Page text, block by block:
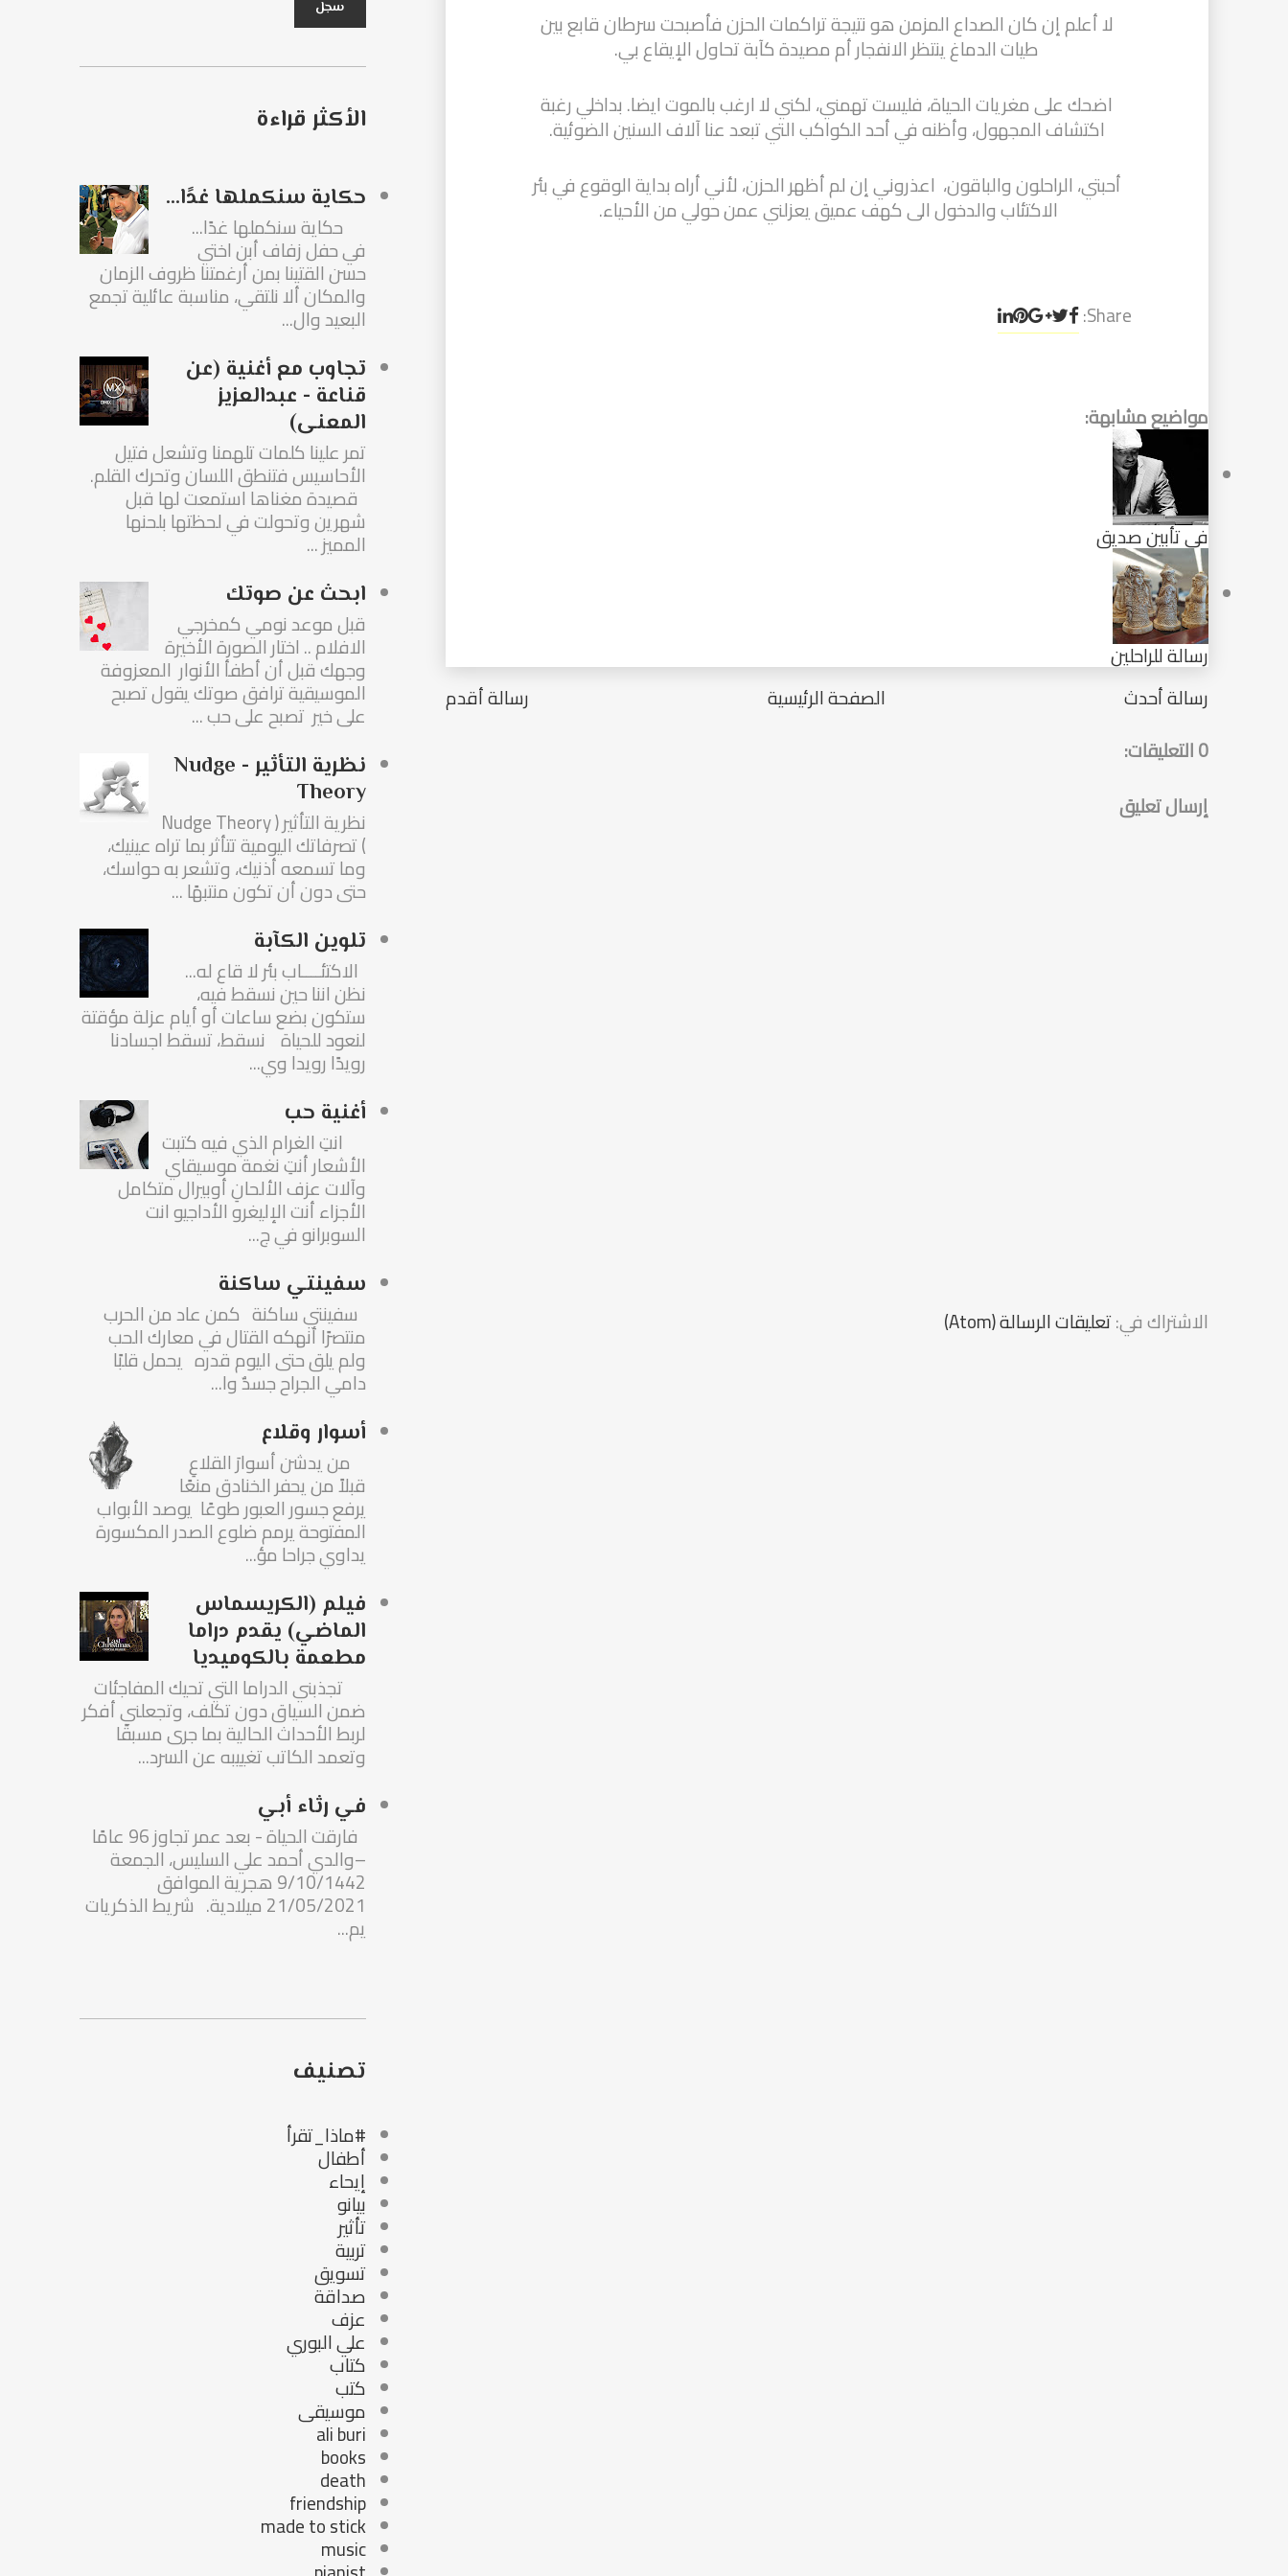
الأكثر قراءة
حكاية سنكملها غدًا...
حكاية سنكملها غدًا...
في حفل زفاف أبن اختي
حسن القتينا بمن أرغمتنا ظروف الزمان
والمكان ألا نلتقي، مناسبة عائلية تجمع
البعيد وال...
تجاوب مع أغنية (عن
قناعة - عبدالعزيز
المعنى)
تمر علينا كلمات تلهمنا وتشعل فتيل
الأحاسيس فتنطق اللسان وتحرك القلم.
قصيدة مغناها استمعت لها قبل
شهرين وتحولت في لحظتها بلحنها
المميز ...
ابحث عن صوتك
قبل موعد نومي كمخرجي
الافلام .. اختار الصورة الأخيرة
وجهك قبل أن أطفأ الأنوار المعزوفة
الموسيقية ترافق صوتك يقول تصبح
على خير تصبح على حب ...
نظرية التأثير - Nudge
Theory
نظرية التأثير ( Nudge Theory
) تصرفاتك اليومية تتأثر بما تراه عينيك،
وما تسمعه أذنيك، وتشعر به حواسك،
حتى دون أن تكون منتبهًا ...
تلوين الكآبة
الاكتئــــاب بئر لا قاع له...
نظن اننا حين نسقط فيه،
ستكون بضع ساعات أو أيام عزلة مؤقتة
لنعود للحياة نسقط، تسقط اجسادنا
رويدًا رويدا وي...
أغنية حب
انتِ الغرام الذي فيه كتبت
الأشعار أنتِ نغمة موسيقاي
وآلات عزف الألحانِ أوبيرال متكامل
الأجزاء أنت الإليغرو الأداجيو انت
السوبرانو في ج...
سفينتي ساكنة
سفينتي ساكنة كمن عاد من الحرب
منتصرًا أنهكه القتال في معارك الحب
ولم يلق حتى اليوم قدره يحمل قلبًا
دامي الجراح جسدٌ وا...
أسوار وقلاع
من يدشن أسوارَ القلاعِ
قبلاً من يحفر الخنادق منعًا
يرفع جسور العبور طوعًا يوصد الأبواب
المفتوحة يرمم ضلوع الصدر المكسورة
يداوي جراحا مؤ...
فيلم (الكريسماس
الماضي) يقدم دراما
مطعمة بالكوميديا
تجذبني الدراما التي تحيك المفاجئات
ضمن السياق دون تكلف، وتجعلني أفكر
لربط الأحداث الحالية بما جرى مسبقًا
وتعمد الكاتب تغييبه عن السرد...
في رثاء أبي
فارقت الحياة - بعد عمر تجاوز 96 عامًا
–والدي أحمد علي السليس، الجمعة
9/10/1442 هجرية الموافق
21/05/2021 ميلادية. شريط الذكريات
يم...
تصنيف
#ماذا_تقرأ
أطفال
إيحاء
بيانو
تأثير
تربية
تسويق
صداقة
عزف
علي البوري
كتاب
كتب
موسيقى
ali buri
books
death
friendship
made to stick
music
لا أعلم إن كان الصداع المزمن هو نتيجة تراكمات الحزن فأصبحت سرطان قابع بين
طيات الدماغ ينتظر الانفجار أم مصيدة كآبة تحاول الإيقاع بي.
اضحك على مغريات الحياة، فليست تهمني، لكني لا ارغب بالموت ايضا. بداخلي رغبة
اكتشاف المجهول، وأظنه في أحد الكواكب التي تبعد عنا آلاف السنين الضوئية.
أحبتي، الراحلون والباقون، اعذروني إن لم أظهر الحزن، لأني أراه بداية الوقوع في بئر
الاكتئاب والدخول الى كهف عميق يعزلني عمن حولي من الأحياء.
Share:
مواضيع مشابهة:
في تأبين صديق
رسالة للراحلين
رسالة أحدث
رسالة أقدم
الصفحة الرئيسية
0 التعليقات:
إرسال تعليق
الاشتراك في:تعليقات الرسالة (Atom)